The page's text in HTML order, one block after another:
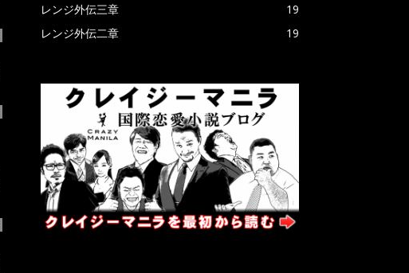
レンジ外伝三章
19
レンジ外伝二章
19